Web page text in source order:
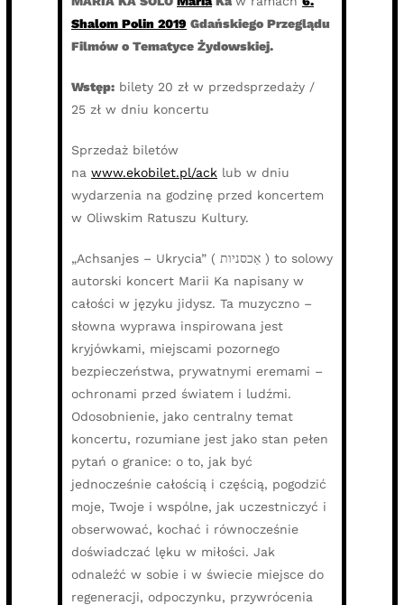
Shalom Polin 2019 Gdańskiego Przeglądu
Filmów o Tematyce Żydowskiej.
Wstęp: bilety 20 zł w przedsprzedaży /
25 zł w dniu koncertu
Sprzedaż biletów
na www.ekobilet.pl/ack lub w dniu
wydarzenia na godzinę przed koncertem
w Oliwskim Ratuszu Kultury.
„Achsanjes – Ukrycia” ( אַכסניות ) to solowy
autorski koncert Marii Ka napisany w
całości w języku jidysz. Ta muzyczno –
słowna wyprawa inspirowana jest
kryjówkami, miejscami pozornego
bezpieczeństwa, prywatnymi eremami –
ochronami przed światem i ludźmi.
Odosobnienie, jako centralny temat
koncertu, rozumiane jest jako stan pełen
pytań o granice: o to, jak być
jednocześnie całością i częścią, pogodzić
moje, Twoje i wspólne, jak uczestniczyć i
obserwować, kochać i równocześnie
doświadczać lęku w miłości. Jak
odnaleźć w sobie i w świecie miejsce do
regeneracji, odpoczynku, przywrócenia